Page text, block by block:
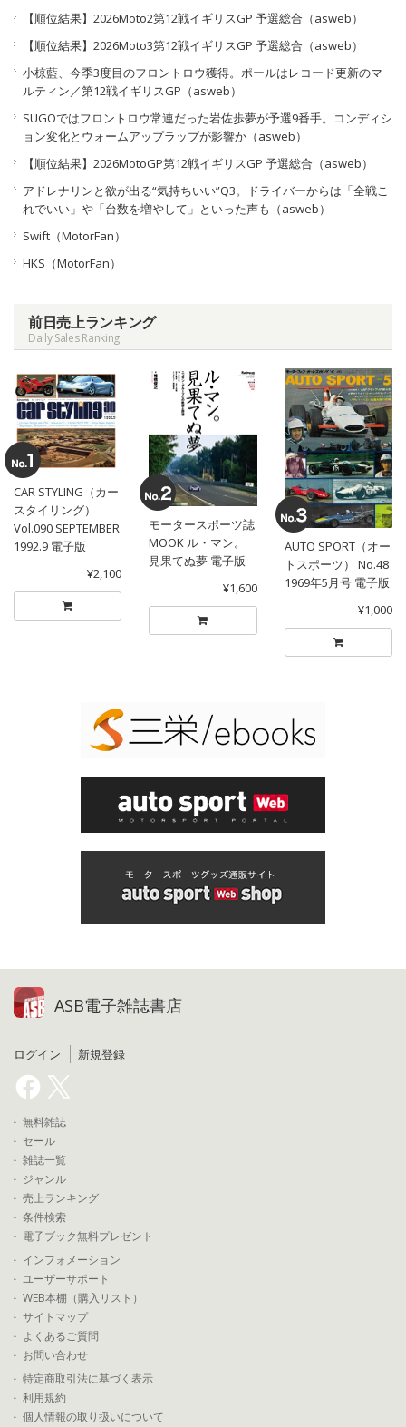
【順位結果】2026Moto2第12戦イギリスGP 予選総合（asweb）
【順位結果】2026Moto3第12戦イギリスGP 予選総合（asweb）
小椋藍、今季3度目のフロントロウ獲得。ポールはレコード更新のマ
ルティン／第12戦イギリスGP（asweb）
SUGOではフロントロウ常連だった岩佐歩夢が予選9番手。コンディシ
ョン変化とウォームアップラップが影響か（asweb）
【順位結果】2026MotoGP第12戦イギリスGP 予選総合（asweb）
アドレナリンと欲が出る“気持ちいい”Q3。ドライバーからは「全戦こ
れでいい」や「台数を増やして」といった声も（asweb）
Swift（MotorFan）
HKS（MotorFan）
前日売上ランキング
Daily Sales Ranking
CAR STYLING（カー
スタイリング）
Vol.090 SEPTEMBER
1992.9 電子版
¥2,100
モータースポーツ誌
MOOK ル・マン。
見果てぬ夢 電子版
¥1,600
AUTO SPORT（オー
トスポーツ） No.48
1969年5月号 電子版
¥1,000
ASB電子雑誌書店
ログイン 新規登録
無料雑誌
セール
雑誌一覧
ジャンル
売上ランキング
条件検索
電子ブック無料プレゼント
インフォメーション
ユーザーサポート
WEB本棚（購入リスト）
サイトマップ
よくあるご質問
お問い合わせ
特定商取引法に基づく表示
利用規約
個人情報の取り扱いについて